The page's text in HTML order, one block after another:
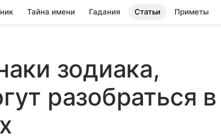
Тайна имени Гадания Статьи Приметы
зодиака,
разобраться в